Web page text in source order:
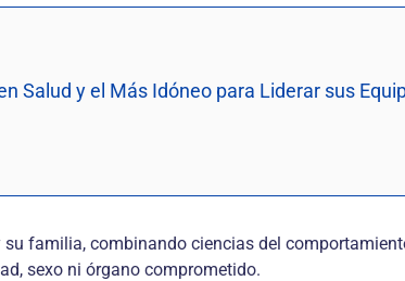
Salud y el Más Idóneo para Liderar sus
familia, combinando ciencias del
sexo ni órgano comprometido.